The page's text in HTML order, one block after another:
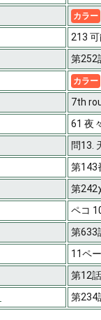
カラー
213
第252
カラー
7th
61 夜
問13.
第143
第
ペコ
第633
11ペ
第12
第234